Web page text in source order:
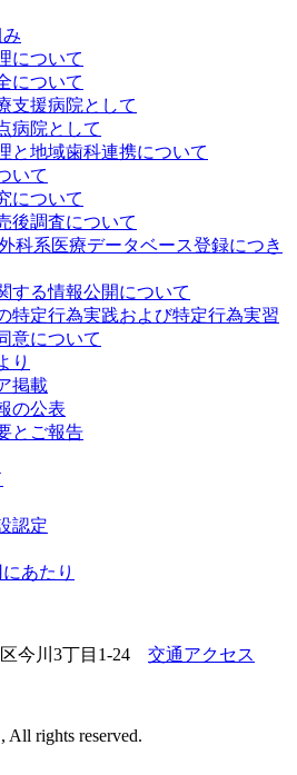
について
について
支援病院として
病院として
と地域歯科連携について
いて
について
後調査について
系医療データベース登録につき
する情報公開について
特定行為実践および特定行為実習
意について
り
掲載
の公表
とご報告
認定
あたり
今川3丁目1-24 交通アクセス
rights reserved.